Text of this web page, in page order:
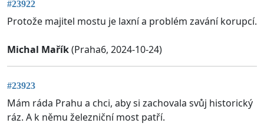
#23922
Protože majitel mostu je laxní a problém zavání korupcí.
Michal Mařík(Praha6, 2024-10-24)
#23923
Mám ráda Prahu a chci, aby si zachovala svůj historický
ráz. A k němu železniční most patří.